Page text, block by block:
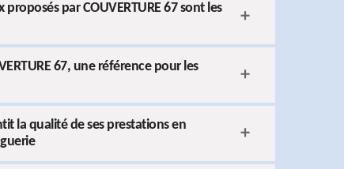
par COUVERTURE 67 sont les
67, une référence pour les
la qualité de ses prestations en